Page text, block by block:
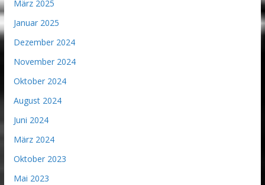
März 2025
Januar 2025
Dezember 2024
November 2024
Oktober 2024
August 2024
Juni 2024
März 2024
Oktober 2023
Mai 2023